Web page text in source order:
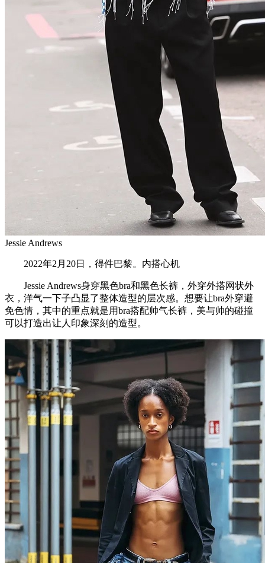
Jessie Andrews
2022年2月20日，得件巴黎。内搭心机
Jessie Andrews身穿黑色bra和黑色长裤，外穿外搭网状外
衣，洋气一下子凸显了整体造型的层次感。想要让bra外穿避
免色情，其中的重点就是用bra搭配帅气长裤，美与帅的碰撞
可以打造出让人印象深刻的造型。